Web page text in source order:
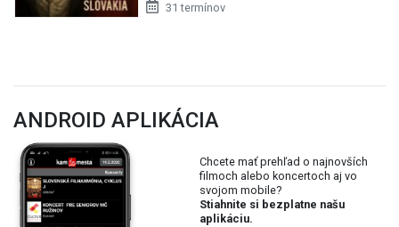
31 termínov
ANDROID APLIKÁCIA
Chcete mať prehľad o najnovších
filmoch alebo koncertoch aj vo
svojom mobile?
Stiahnite si bezplatne našu
aplikáciu.